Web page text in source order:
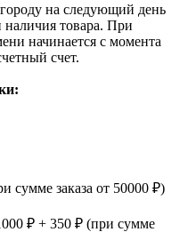
на следующий день
товара. При
начинается с момента
счет.
заказа от 50000 ₽)
₽ + 350 ₽ (при сумме